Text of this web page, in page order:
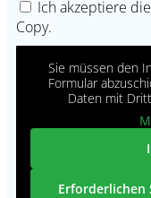
Ich akzeptiere die
Copy.
Sie müssen den
Formular
Daten mit
Erforderlichen